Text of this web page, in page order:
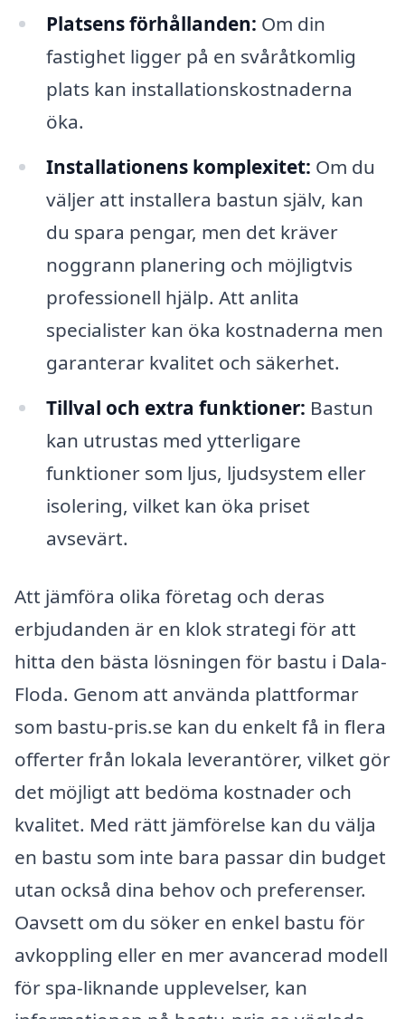
Platsens förhållanden: Om din
fastighet ligger på en svåråtkomlig
plats kan installationskostnaderna
öka.
Installationens komplexitet: Om du
väljer att installera bastun själv, kan
du spara pengar, men det kräver
noggrann planering och möjligtvis
professionell hjälp. Att anlita
specialister kan öka kostnaderna men
garanterar kvalitet och säkerhet.
Tillval och extra funktioner: Bastun
kan utrustas med ytterligare
funktioner som ljus, ljudsystem eller
isolering, vilket kan öka priset
avsevärt.
Att jämföra olika företag och deras
erbjudanden är en klok strategi för att
hitta den bästa lösningen för bastu i Dala-
Floda. Genom att använda plattformar
som bastu-pris.se kan du enkelt få in flera
offerter från lokala leverantörer, vilket gör
det möjligt att bedöma kostnader och
kvalitet. Med rätt jämförelse kan du välja
en bastu som inte bara passar din budget
utan också dina behov och preferenser.
Oavsett om du söker en enkel bastu för
avkoppling eller en mer avancerad modell
för spa-liknande upplevelser, kan